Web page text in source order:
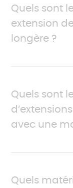
Quels sont
extension
longère ?
et que l’on
rurales de
Quels sont
avec une
Quels